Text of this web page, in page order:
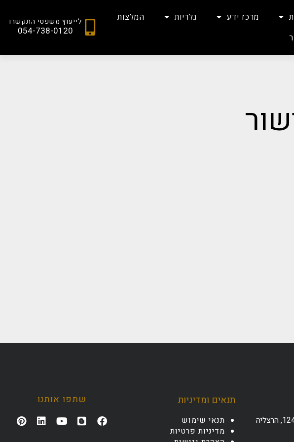
מרכז ידע גלריות
המלצות
לייעוץ משפטי התקשרו
054-738-0120
רח' החושלים 8, קומה 6, אגף צפוני, ת.ד 12425, הרצליה
תנאים ומדיניות
תנאי שימוש
מדיניות פרטיות
שתפו אותנו